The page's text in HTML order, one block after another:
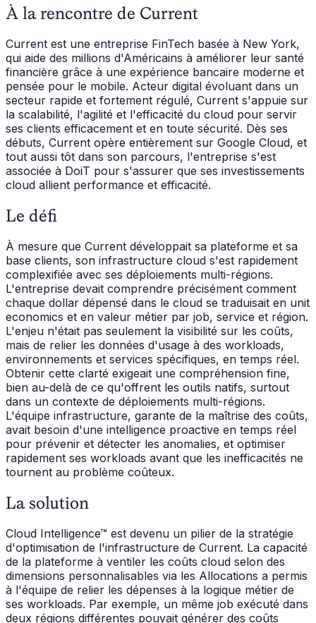
À la rencontre de Current
Current est une entreprise FinTech basée à New York,
qui aide des millions d'Américains à améliorer leur santé
financière grâce à une expérience bancaire moderne et
pensée pour le mobile. Acteur digital évoluant dans un
secteur rapide et fortement régulé, Current s'appuie sur
la scalabilité, l'agilité et l'efficacité du cloud pour servir
ses clients efficacement et en toute sécurité. Dès ses
débuts, Current opère entièrement sur Google Cloud, et
tout aussi tôt dans son parcours, l'entreprise s'est
associée à DoiT pour s'assurer que ses investissements
cloud allient performance et efficacité.
Le défi
À mesure que Current développait sa plateforme et sa
base clients, son infrastructure cloud s'est rapidement
complexifiée avec ses déploiements multi-régions.
L'entreprise devait comprendre précisément comment
chaque dollar dépensé dans le cloud se traduisait en unit
economics et en valeur métier par job, service et région.
L'enjeu n'était pas seulement la visibilité sur les coûts,
mais de relier les données d'usage à des workloads,
environnements et services spécifiques, en temps réel.
Obtenir cette clarté exigeait une compréhension fine,
bien au-delà de ce qu'offrent les outils natifs, surtout
dans un contexte de déploiements multi-régions.
L'équipe infrastructure, garante de la maîtrise des coûts,
avait besoin d'une intelligence proactive en temps réel
pour prévenir et détecter les anomalies, et optimiser
rapidement ses workloads avant que les inefficacités ne
tournent au problème coûteux.
La solution
Cloud Intelligence™ est devenu un pilier de la stratégie
d'optimisation de l'infrastructure de Current. La capacité
de la plateforme à ventiler les coûts cloud selon des
dimensions personnalisables via les Allocations a permis
à l'équipe de relier les dépenses à la logique métier de
ses workloads. Par exemple, un même job exécuté dans
deux régions différentes pouvait générer des coûts